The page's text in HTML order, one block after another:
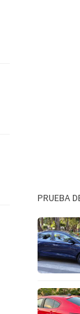
PRUEBA